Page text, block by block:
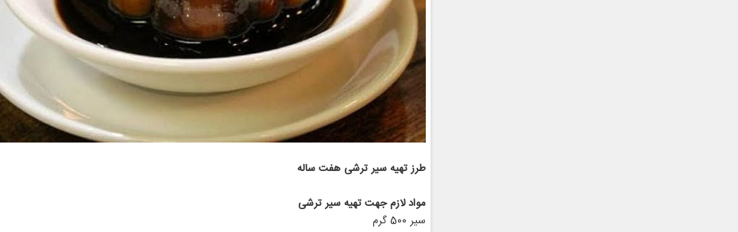
طرز تهیه سیر ترشی هفت ساله
مواد لازم جهت تهیه سیر ترشی
سیر 500 گرم